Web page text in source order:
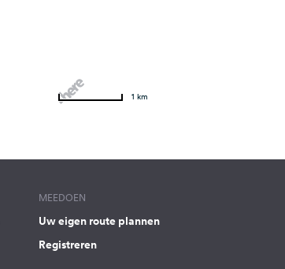
1 km
MEEDOEN
Uw eigen route plannen
Registreren